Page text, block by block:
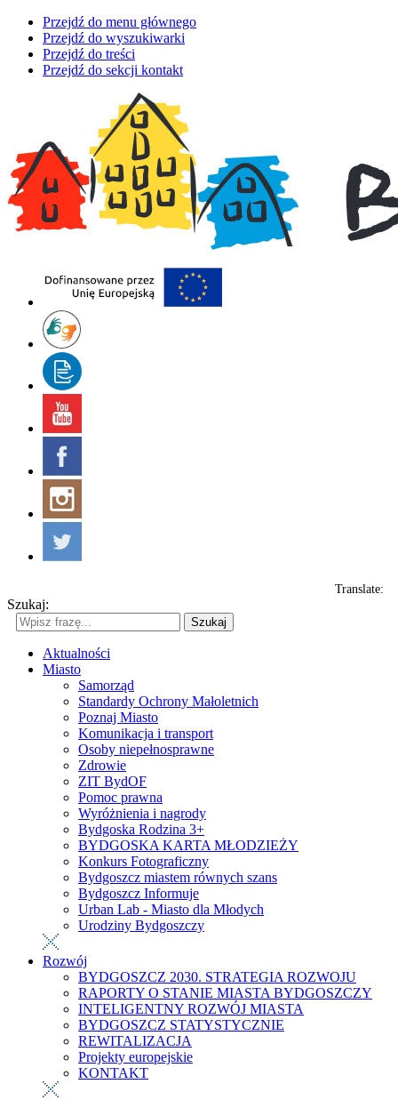
Przejdź do menu głównego
Przejdź do wyszukiwarki
Przejdź do treści
Przejdź do sekcji kontakt
Translate:
Szukaj:
Szukaj
Aktualności
Miasto
Samorząd
Standardy Ochrony Małoletnich
Poznaj Miasto
Komunikacja i transport
Osoby niepełnosprawne
Zdrowie
ZIT BydOF
Pomoc prawna
Wyróżnienia i nagrody
Bydgoska Rodzina 3+
BYDGOSKA KARTA MŁODZIEŻY
Konkurs Fotograficzny
Bydgoszcz miastem równych szans
Bydgoszcz Informuje
Urban Lab - Miasto dla Młodych
Urodziny Bydgoszczy
Rozwój
BYDGOSZCZ 2030. STRATEGIA ROZWOJU
RAPORTY O STANIE MIASTA BYDGOSZCZY
INTELIGENTNY ROZWÓJ MIASTA
BYDGOSZCZ STATYSTYCZNIE
REWITALIZACJA
Projekty europejskie
KONTAKT